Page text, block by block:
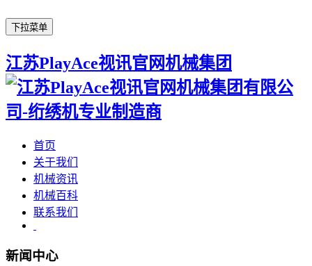
下拉菜单
江苏PlayAce视讯官网机械集团
首页
关于我们
机械资讯
机械百科
联系我们
新闻中心